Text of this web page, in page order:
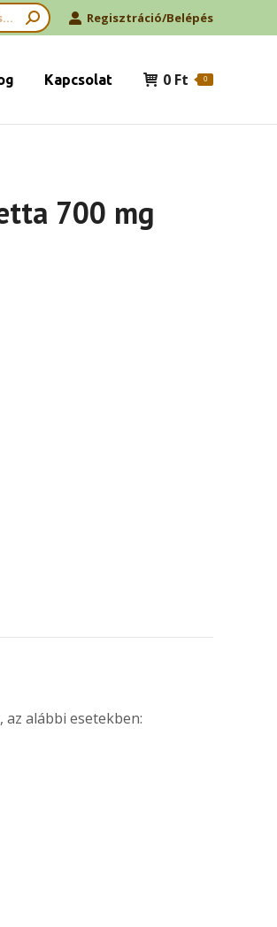
Regisztráció/Belépés
Kapcsolat 0 Ft 0
700 mg
alábbi esetekben: